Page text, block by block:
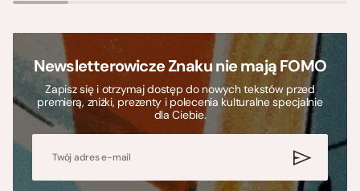
Newsletterowicze Znaku nie mają FOMO
Zapisz się i otrzymaj dostęp do nowych tekstów przed
premierą, zniżki, prezenty i polecenia kulturalne specjalnie
dla Ciebie.